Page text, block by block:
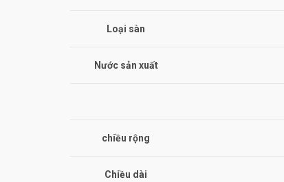
Loại sàn
Nước sản xuất
chiều rộng
Chiều dài